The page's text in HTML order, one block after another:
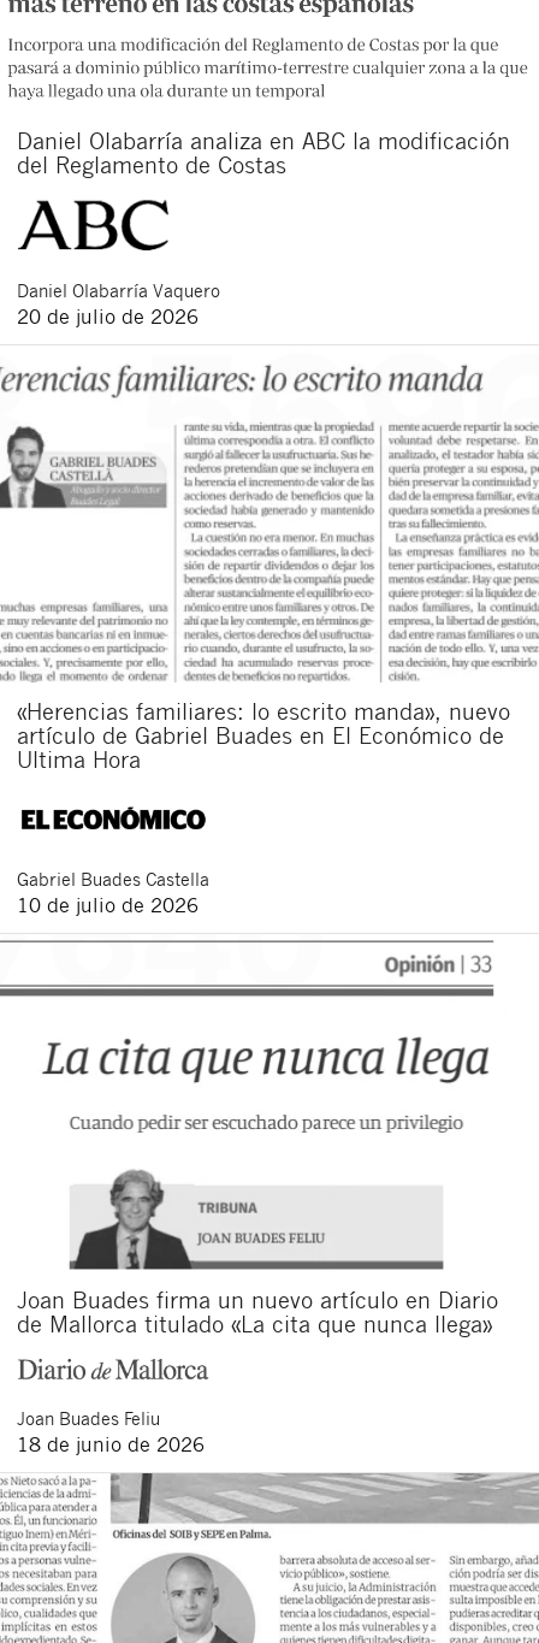
Daniel Olabarría analiza en ABC la modificación
del Reglamento de Costas
Daniel Olabarría Vaquero
20 de julio de 2026
«Herencias familiares: lo escrito manda», nuevo
artículo de Gabriel Buades en El Económico de
Ultima Hora
Gabriel Buades Castella
10 de julio de 2026
Joan Buades firma un nuevo artículo en Diario
de Mallorca titulado «La cita que nunca llega»
Joan Buades Feliu
18 de junio de 2026